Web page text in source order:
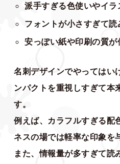
派手すぎる色使いやイラ
フォントが小さすぎて読
安っぽい紙や印刷の質が
名刺デザインでやってはい
ンパクトを重視しすぎて本
す。
例えば、カラフルすぎる配
ネスの場では軽率な印象を
また、情報量が多すぎて読